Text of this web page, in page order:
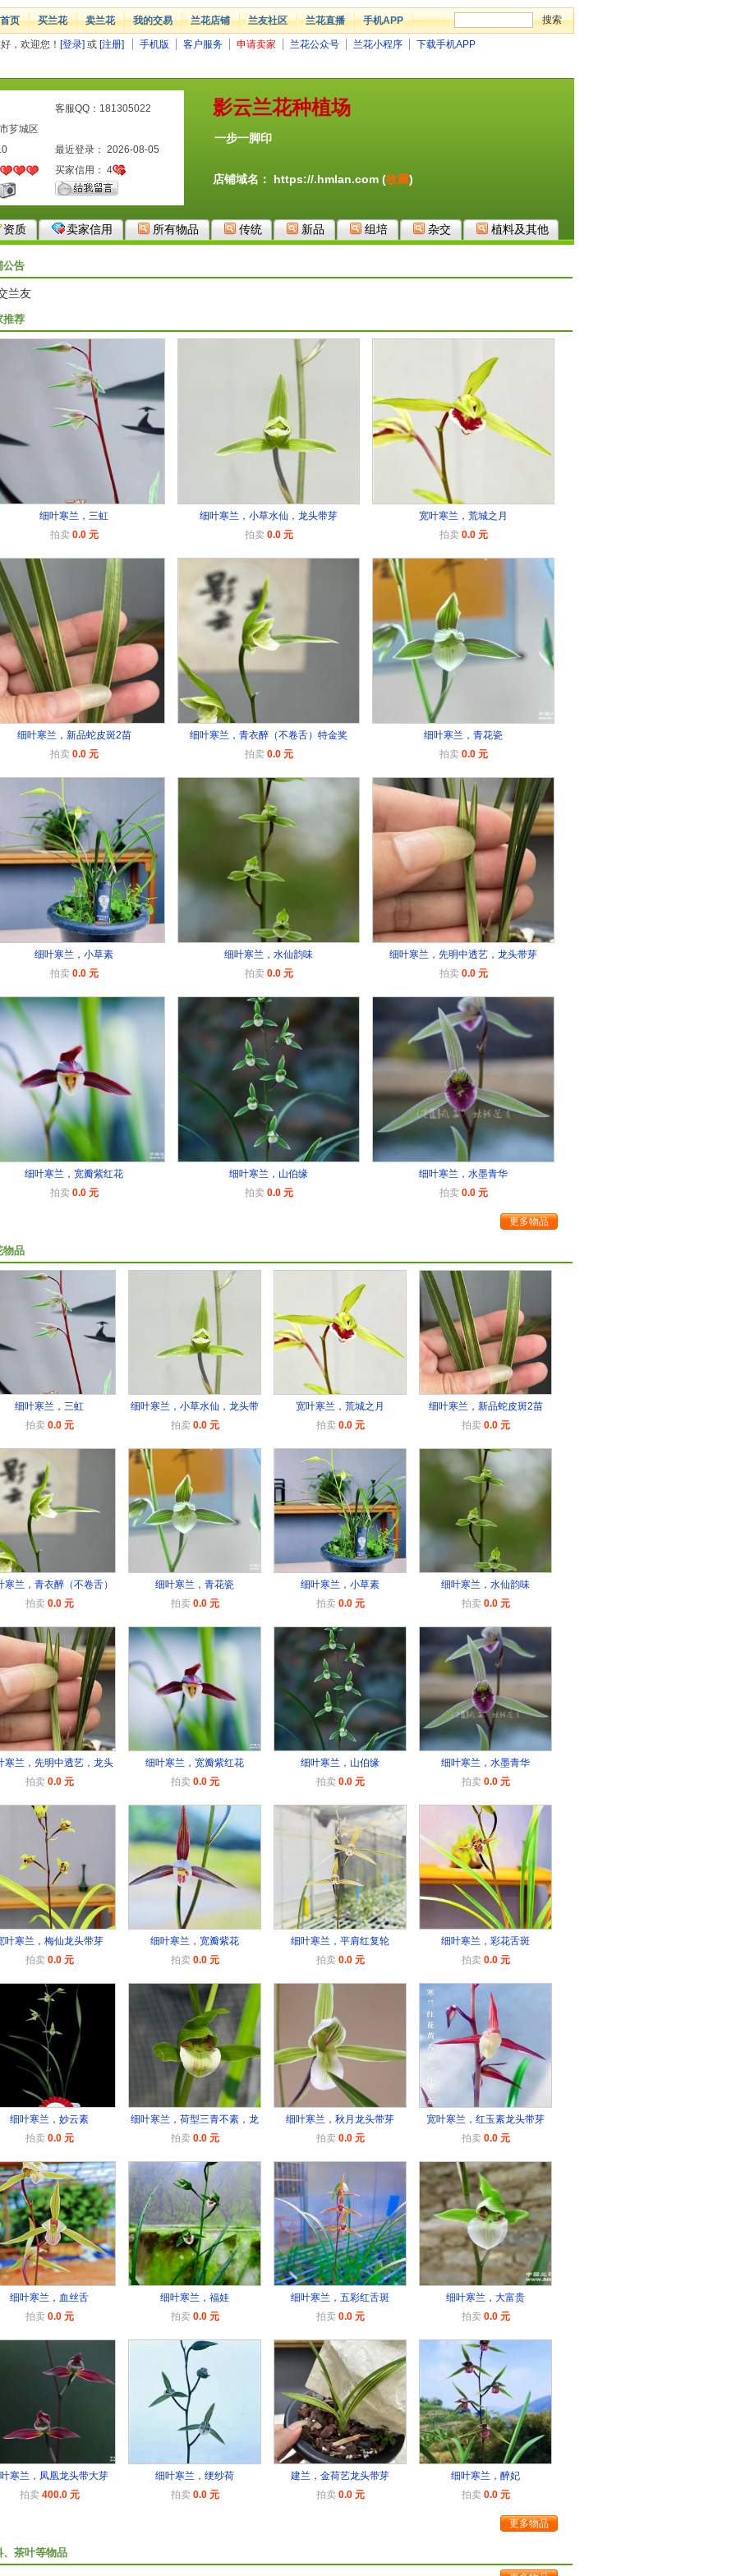
首页 买兰花 卖兰花 我的交易 兰花店铺 兰友社区 兰花直播 手机APP
，欢迎您！ [登录] 或 [注册] 手机版 客户服务 申请卖家 兰花公众号 兰花小程序 下载手机APP
影云兰花种植场
一步一脚印
店铺域名： https://.hmlan.com (收藏)
客服QQ：181305022
芗城区
最近登录： 2026-08-05
买家信用： 4
资质 卖家信用 所有物品 传统 新品 组培 杂交 植料及其他
公告
兰友
推荐
细叶寒兰，三虹
拍卖 0.0 元
细叶寒兰，小草水仙，龙头带芽
拍卖 0.0 元
宽叶寒兰，荒城之月
拍卖 0.0 元
细叶寒兰，新品蛇皮斑2苗
拍卖 0.0 元
细叶寒兰，青衣醉（不卷舌）特金奖
拍卖 0.0 元
细叶寒兰，青花瓷
拍卖 0.0 元
细叶寒兰，小草素
拍卖 0.0 元
细叶寒兰，水仙韵味
拍卖 0.0 元
细叶寒兰，先明中透艺，龙头带芽
拍卖 0.0 元
细叶寒兰，宽瓣紫红花
拍卖 0.0 元
细叶寒兰，山伯缘
拍卖 0.0 元
细叶寒兰，水墨青华
拍卖 0.0 元
更多物品
物品
细叶寒兰，三虹
拍卖 0.0 元
细叶寒兰，小草水仙，龙头带
拍卖 0.0 元
宽叶寒兰，荒城之月
拍卖 0.0 元
细叶寒兰，新品蛇皮斑2苗
拍卖 0.0 元
寒兰，青衣醉（不卷舌）
拍卖 0.0 元
细叶寒兰，青花瓷
拍卖 0.0 元
细叶寒兰，小草素
拍卖 0.0 元
细叶寒兰，水仙韵味
拍卖 0.0 元
寒兰，先明中透艺，龙头
拍卖 0.0 元
细叶寒兰，宽瓣紫红花
拍卖 0.0 元
细叶寒兰，山伯缘
拍卖 0.0 元
细叶寒兰，水墨青华
拍卖 0.0 元
叶寒兰，梅仙龙头带芽
拍卖 0.0 元
细叶寒兰，宽瓣紫花
拍卖 0.0 元
细叶寒兰，平肩红复轮
拍卖 0.0 元
细叶寒兰，彩花舌斑
拍卖 0.0 元
细叶寒兰，妙云素
拍卖 0.0 元
细叶寒兰，荷型三青不素，龙
拍卖 0.0 元
细叶寒兰，秋月龙头带芽
拍卖 0.0 元
宽叶寒兰，红玉素龙头带芽
拍卖 0.0 元
细叶寒兰，血丝舌
拍卖 0.0 元
细叶寒兰，福娃
拍卖 0.0 元
细叶寒兰，五彩红舌斑
拍卖 0.0 元
细叶寒兰，大富贵
拍卖 0.0 元
寒兰，凤凰龙头带大芽
拍卖 400.0 元
细叶寒兰，绠纱荷
拍卖 0.0 元
建兰，金荷艺龙头带芽
拍卖 0.0 元
细叶寒兰，醉妃
拍卖 0.0 元
更多物品
、茶叶等物品